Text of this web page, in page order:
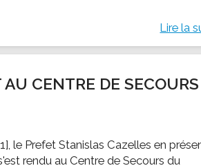
de l'ACISE
Lire la
CENTRE DE SECOURS
le Prefet Stanislas Cazelles en
rendu au Centre de Secours du